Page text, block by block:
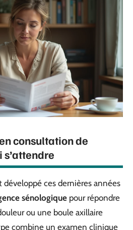
consultation de
s’attendre
ces dernières années
sénologique pour répondre
ou une boule axillaire
combine un examen clinique